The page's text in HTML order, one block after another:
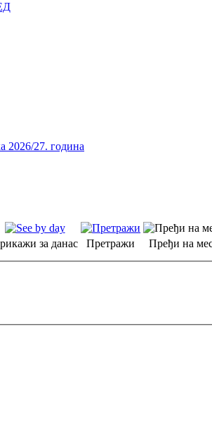
2026/27. година
за данас Претражи
Пређи на